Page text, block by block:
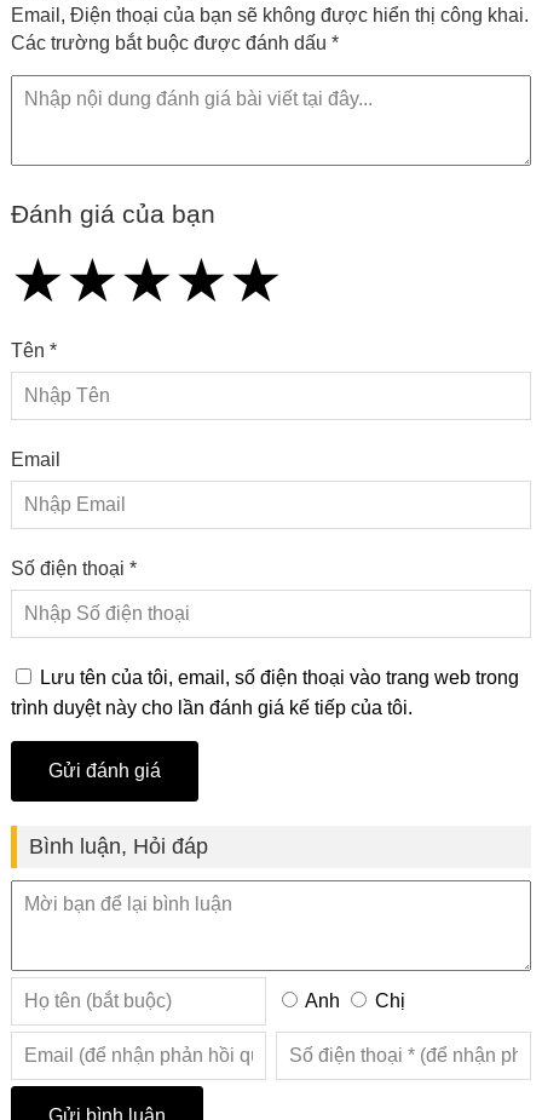
Email, Điện thoại của bạn sẽ không được hiển thị công khai.
Các trường bắt buộc được đánh dấu *
Đánh giá của bạn
★
★★
★★★
★★★★
★★★★★
Tên *
Email
Số điện thoại *
Lưu tên của tôi, email, số điện thoại vào trang web trong
trình duyệt này cho lần đánh giá kế tiếp của tôi.
Bình luận, Hỏi đáp
Anh Chị